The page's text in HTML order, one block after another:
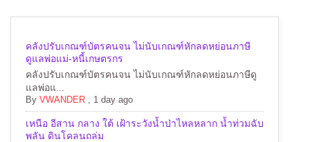
คลังปรับเกณฑ์บัตรคนจน ไม่นับเกณฑ์หักลดหย่อนภาษี
ดูแลพ่อแม่-หนี้เกษตรกร
คลังปรับเกณฑ์บัตรคนจน ไม่นับเกณฑ์หักลดหย่อนภาษีดู
แลพ่อแ...
By VWANDER 1 day ago
เหนือ อีสาน กลาง ใต้ เฝ้าระวังน้ำป่าไหลหลาก น้ำท่วมฉับ
พลัน ดินโคลนถล่ม